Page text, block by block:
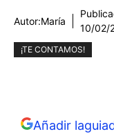
Autor:María
10/02/
¡TE CONTAMOS!
Añadir